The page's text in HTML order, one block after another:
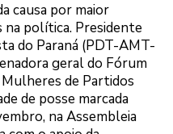
causa por maior
política. Presidente
do Paraná (PDT-AMT-
geral do Fórum
de Partidos
de posse marcada
na Assembleia